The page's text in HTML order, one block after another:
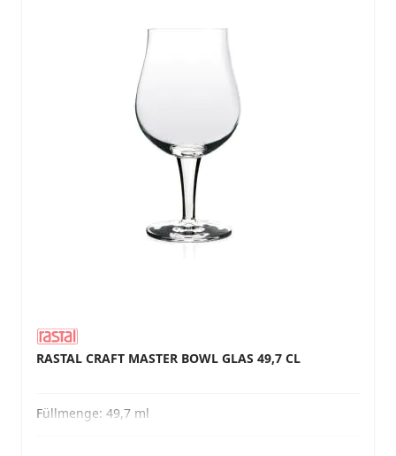
RASTAL CRAFT MASTER BOWL GLAS 49,7 CL
Füllmenge: 49,7 ml